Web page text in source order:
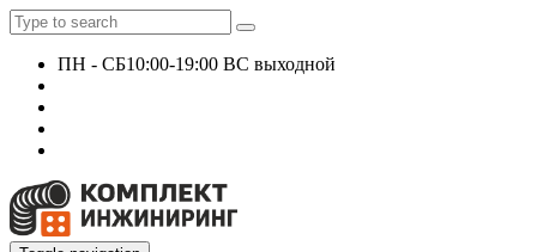
ПН - СБ10:00-19:00 ВС выходной